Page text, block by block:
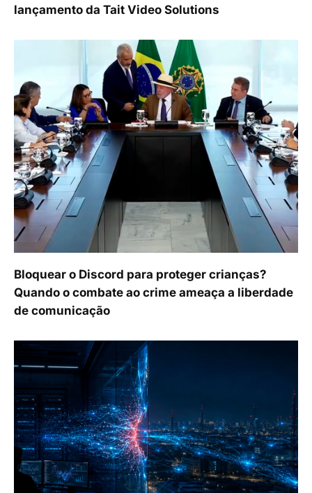
lançamento da Tait Video Solutions
Bloquear o Discord para proteger crianças?
Quando o combate ao crime ameaça a liberdade
de comunicação